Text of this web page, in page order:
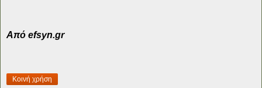
Από efsyn.gr
Κοινή χρήση